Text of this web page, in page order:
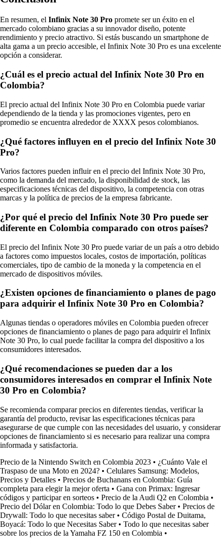
En resumen, el Infinix Note 30 Pro promete ser un éxito en el
mercado colombiano gracias a su innovador diseño, potente
rendimiento y precio atractivo. Si estás buscando un smartphone de
alta gama a un precio accesible, el Infinix Note 30 Pro es una excelente
opción a considerar.
¿Cuál es el precio actual del Infinix Note 30 Pro en
Colombia?
El precio actual del Infinix Note 30 Pro en Colombia puede variar
dependiendo de la tienda y las promociones vigentes, pero en
promedio se encuentra alrededor de XXXX pesos colombianos.
¿Qué factores influyen en el precio del Infinix Note 30
Pro?
Varios factores pueden influir en el precio del Infinix Note 30 Pro,
como la demanda del mercado, la disponibilidad de stock, las
especificaciones técnicas del dispositivo, la competencia con otras
marcas y la política de precios de la empresa fabricante.
¿Por qué el precio del Infinix Note 30 Pro puede ser
diferente en Colombia comparado con otros países?
El precio del Infinix Note 30 Pro puede variar de un país a otro debido
a factores como impuestos locales, costos de importación, políticas
comerciales, tipo de cambio de la moneda y la competencia en el
mercado de dispositivos móviles.
¿Existen opciones de financiamiento o planes de pago
para adquirir el Infinix Note 30 Pro en Colombia?
Algunas tiendas o operadores móviles en Colombia pueden ofrecer
opciones de financiamiento o planes de pago para adquirir el Infinix
Note 30 Pro, lo cual puede facilitar la compra del dispositivo a los
consumidores interesados.
¿Qué recomendaciones se pueden dar a los
consumidores interesados en comprar el Infinix Note
30 Pro en Colombia?
Se recomienda comparar precios en diferentes tiendas, verificar la
garantía del producto, revisar las especificaciones técnicas para
asegurarse de que cumple con las necesidades del usuario, y considerar
opciones de financiamiento si es necesario para realizar una compra
informada y satisfactoria.
Precio de la Nintendo Switch en Colombia 2023 • ¿Cuánto Vale el
Traspaso de una Moto en 2024? • Celulares Samsung: Modelos,
Precios y Detalles • Precios de Buchanans en Colombia: Guía
completa para elegir la mejor oferta • Gana con Primax: Ingresar
códigos y participar en sorteos • Precio de la Audi Q2 en Colombia •
Precio del Dólar en Colombia: Todo lo que Debes Saber• Precios de
Drywall: Todo lo que necesitas saber• Código Postal de Duitama,
Boyacá: Todo lo que Necesitas Saber• Todo lo que necesitas saber
sobre los precios de la Yamaha FZ 150 en Colombia •